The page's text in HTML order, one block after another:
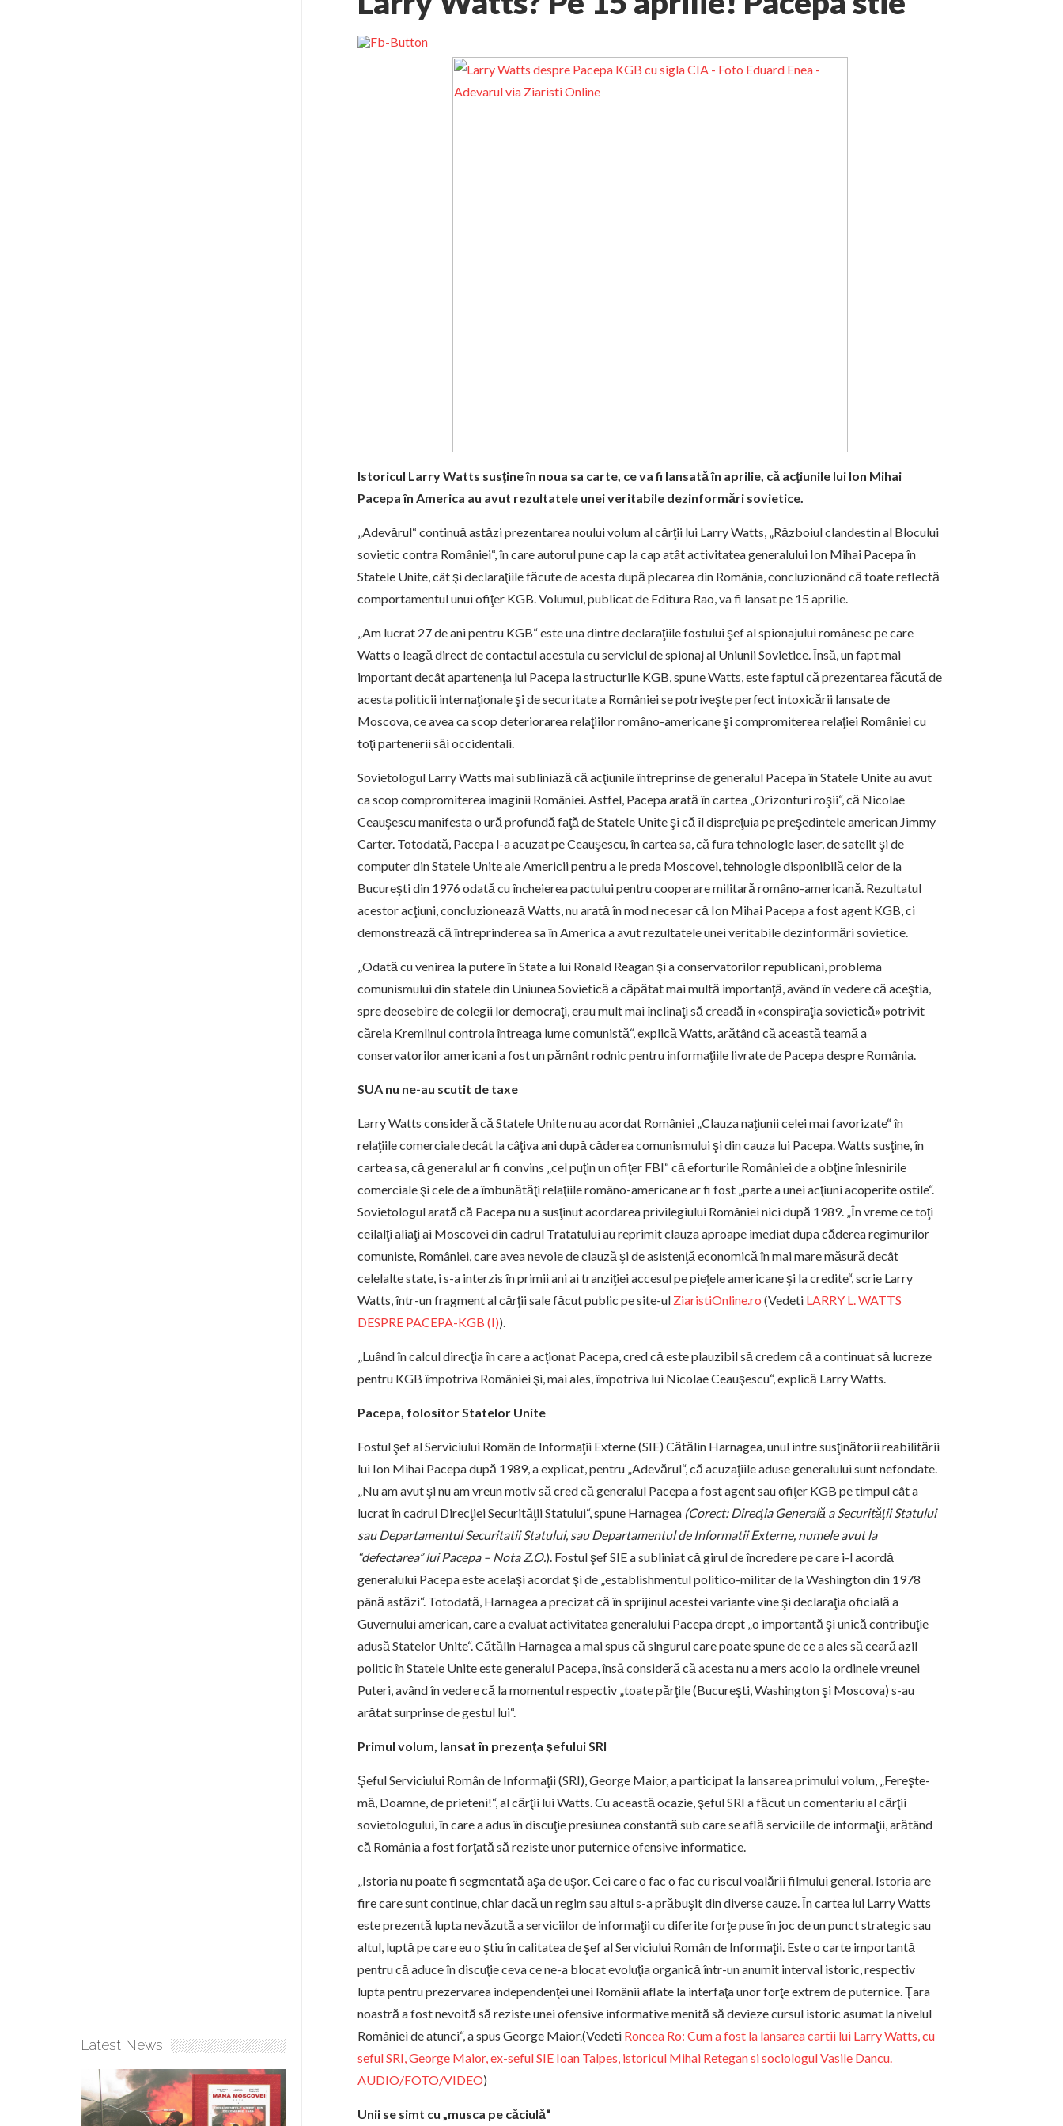
Istoricul Larry Watts susţine în noua sa carte, ce va fi lansată în aprilie, că acţiunile lui Ion Mihai
Pacepa în America au avut rezultatele unei veritabile dezinformări sovietice.
„Adevărul“ continuă astăzi prezentarea noului volum al cărţii lui Larry Watts, „Războiul clandestin al Blocului
sovietic contra României“, în care autorul pune cap la cap atât activitatea generalului Ion Mihai Pacepa în
Statele Unite, cât şi declaraţiile făcute de acesta după plecarea din România, concluzionând că toate reflectă
comportamentul unui ofiţer KGB. Volumul, publicat de Editura Rao, va fi lansat pe 15 aprilie.
„Am lucrat 27 de ani pentru KGB“ este una dintre declaraţiile fostului şef al spionajului românesc pe care
Watts o leagă direct de contactul acestuia cu serviciul de spionaj al Uniunii Sovietice. Însă, un fapt mai
important decât apartenenţa lui Pacepa la structurile KGB, spune Watts, este faptul că prezentarea făcută de
acesta politicii internaţionale şi de securitate a României se potriveşte perfect intoxicării lansate de
Moscova, ce avea ca scop deteriorarea relaţiilor româno-americane şi compromiterea relaţiei României cu
toţi partenerii săi occidentali.
Sovietologul Larry Watts mai subliniază că acţiunile întreprinse de generalul Pacepa în Statele Unite au avut
ca scop compromiterea imaginii României. Astfel, Pacepa arată în cartea „Orizonturi roşii“, că Nicolae
Ceauşescu manifesta o ură profundă faţă de Statele Unite şi că îl dispreţuia pe preşedintele american Jimmy
Carter. Totodată, Pacepa l-a acuzat pe Ceauşescu, în cartea sa, că fura tehnologie laser, de satelit şi de
computer din Statele Unite ale Americii pentru a le preda Moscovei, tehnologie disponibilă celor de la
Bucureşti din 1976 odată cu încheierea pactului pentru cooperare militară româno-americană. Rezultatul
acestor acţiuni, concluzionează Watts, nu arată în mod necesar că Ion Mihai Pacepa a fost agent KGB, ci
demonstrează că întreprinderea sa în America a avut rezultatele unei veritabile dezinformări sovietice.
„Odată cu venirea la putere în State a lui Ronald Reagan şi a conservatorilor republicani, problema
comunismului din statele din Uniunea Sovietică a căpătat mai multă importanţă, având în vedere că aceştia,
spre deosebire de colegii lor democraţi, erau mult mai înclinaţi să creadă în «conspiraţia sovietică» potrivit
căreia Kremlinul controla întreaga lume comunistă“, explică Watts, arătând că această teamă a
conservatorilor americani a fost un pământ rodnic pentru informaţiile livrate de Pacepa despre România.
SUA nu ne-au scutit de taxe
Larry Watts consideră că Statele Unite nu au acordat României „Clauza naţiunii celei mai favorizate“ în
relaţiile comerciale decât la câţiva ani după căderea comunismului şi din cauza lui Pacepa. Watts susţine, în
cartea sa, că generalul ar fi convins „cel puţin un ofiţer FBI“ că eforturile României de a obţine înlesnirile
comerciale şi cele de a îmbunătăţi relaţiile româno-americane ar fi fost „parte a unei acţiuni acoperite ostile“.
Sovietologul arată că Pacepa nu a susţinut acordarea privilegiului României nici după 1989. „În vreme ce toţi
ceilalţi aliaţi ai Moscovei din cadrul Tratatului au reprimit clauza aproape imediat dupa căderea regimurilor
comuniste, României, care avea nevoie de clauză şi de asistenţă economică în mai mare măsură decât
celelalte state, i s-a interzis în primii ani ai tranziţiei accesul pe pieţele americane şi la credite“, scrie Larry
Watts, într-un fragment al cărţii sale făcut public pe site-ul ZiaristiOnline.ro (Vedeti LARRY L. WATTS
DESPRE PACEPA-KGB (I)).
„Luând în calcul direcţia în care a acţionat Pacepa, cred că este plauzibil să credem că a continuat să lucreze
pentru KGB împotriva României şi, mai ales, împotriva lui Nicolae Ceauşescu“, explică Larry Watts.
Pacepa, folositor Statelor Unite
Fostul şef al Serviciului Român de Informaţii Externe (SIE) Cătălin Harnagea, unul intre susţinătorii reabilitării
lui Ion Mihai Pacepa după 1989, a explicat, pentru „Adevărul“, că acuzaţiile aduse generalului sunt nefondate.
„Nu am avut şi nu am vreun motiv să cred că generalul Pacepa a fost agent sau ofiţer KGB pe timpul cât a
lucrat în cadrul Direcţiei Securităţii Statului“, spune Harnagea (Corect: Direcţia Generală a Securităţii Statului
sau Departamentul Securitatii Statului, sau Departamentul de Informatii Externe, numele avut la
“defectarea” lui Pacepa – Nota Z.O.). Fostul şef SIE a subliniat că girul de încredere pe care i-l acordă
generalului Pacepa este acelaşi acordat şi de „establishmentul politico-militar de la Washington din 1978
până astăzi“. Totodată, Harnagea a precizat că în sprijinul acestei variante vine şi declaraţia oficială a
Guvernului american, care a evaluat activitatea generalului Pacepa drept „o importantă şi unică contribuţie
adusă Statelor Unite“. Cătălin Harnagea a mai spus că singurul care poate spune de ce a ales să ceară azil
politic în Statele Unite este generalul Pacepa, însă consideră că acesta nu a mers acolo la ordinele vreunei
Puteri, având în vedere că la momentul respectiv „toate părţile (Bucureşti, Washington şi Moscova) s-au
arătat surprinse de gestul lui“.
Primul volum, lansat în prezenţa şefului SRI
Şeful Serviciului Român de Informaţii (SRI), George Maior, a participat la lansarea primului volum, „Fereşte-
mă, Doamne, de prieteni!“, al cărţii lui Watts. Cu această ocazie, şeful SRI a făcut un comentariu al cărţii
sovietologului, în care a adus în discuţie presiunea constantă sub care se află serviciile de informaţii, arătând
că România a fost forţată să reziste unor puternice ofensive informatice.
„Istoria nu poate fi segmentată aşa de uşor. Cei care o fac o fac cu riscul voalării filmului general. Istoria are
fire care sunt continue, chiar dacă un regim sau altul s-a prăbuşit din diverse cauze. În cartea lui Larry Watts
este prezentă lupta nevăzută a serviciilor de informaţii cu diferite forţe puse în joc de un punct strategic sau
altul, luptă pe care eu o ştiu în calitatea de şef al Serviciului Român de Informaţii. Este o carte importantă
pentru că aduce în discuţie ceva ce ne-a blocat evoluţia organică într-un anumit interval istoric, respectiv
lupta pentru prezervarea independenţei unei Românii aflate la interfaţa unor forţe extrem de puternice. Ţara
noastră a fost nevoită să reziste unei ofensive informative menită să devieze cursul istoric asumat la nivelul
României de atunci“, a spus George Maior.(Vedeti Roncea Ro: Cum a fost la lansarea cartii lui Larry Watts, cu
seful SRI, George Maior, ex-seful SIE Ioan Talpes, istoricul Mihai Retegan si sociologul Vasile Dancu.
AUDIO/FOTO/VIDEO)
Unii se simt cu „musca pe căciulă“
Latest News